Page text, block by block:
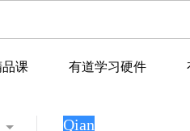
课 有道学习硬件